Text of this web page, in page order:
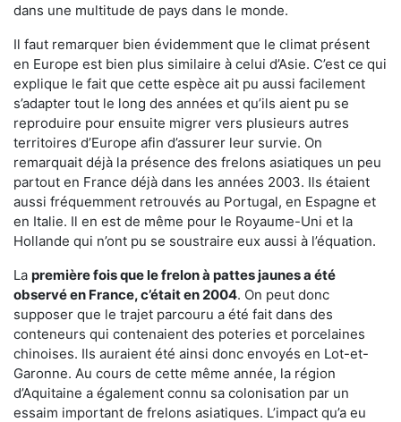
dans une multitude de pays dans le monde.
Il faut remarquer bien évidemment que le climat présent
en Europe est bien plus similaire à celui d’Asie. C’est ce qui
explique le fait que cette espèce ait pu aussi facilement
s’adapter tout le long des années et qu’ils aient pu se
reproduire pour ensuite migrer vers plusieurs autres
territoires d’Europe afin d’assurer leur survie. On
remarquait déjà la présence des frelons asiatiques un peu
partout en France déjà dans les années 2003. Ils étaient
aussi fréquemment retrouvés au Portugal, en Espagne et
en Italie. Il en est de même pour le Royaume-Uni et la
Hollande qui n’ont pu se soustraire eux aussi à l’équation.
La première fois que le frelon à pattes jaunes a été
observé en France, c’était en 2004. On peut donc
supposer que le trajet parcouru a été fait dans des
conteneurs qui contenaient des poteries et porcelaines
chinoises. Ils auraient été ainsi donc envoyés en Lot-et-
Garonne. Au cours de cette même année, la région
d’Aquitaine a également connu sa colonisation par un
essaim important de frelons asiatiques. L’impact qu’a eu